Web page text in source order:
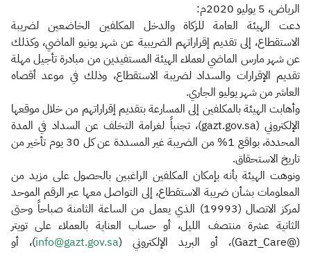
الرياض، 5 يوليو 2020م:
دعت الهيئة العامة للزكاة والدخل المكلفين الخاضعين لضريبة
الاستقطاع، إلى تقديم إقراراتهم الضريبية عن شهر يونيو الماضي، وكذلك
عن شهر مارس الماضي لعملاء الهيئة المستفيدين من مبادرة تأجيل مهلة
تقديم الإقرارات والسداد لضريبة الاستقطاع، وذلك في موعد أقصاه
العاشر من شهر يوليو الجاري.
وأهابت الهيئة بالمكلفين إلى المسارعة بتقديم إقراراتهم من خلال موقعها
الإلكتروني (gazt.gov.sa)، تجنباً لغرامة التخلف عن السداد في المدة
المحددة، بواقع 1% من الضريبة غير المسددة عن كل 30 يوم تأخير من
تاريخ الاستحقاق.
ونوهت الهيئة بأنه بإمكان المكلفين الراغبين بالحصول على مزيد من
المعلومات بشأن ضريبة الاستقطاع، إلى التواصل معها عبر الرقم الموحد
لمركز الاتصال (19993) الذي يعمل من الساعة الثامنة صباحاً وحتى
الثانية عشرة منتصف الليل، أو حساب العناية بالعملاء على تويتر
(@Gazt_Care)، أو البريد الإلكتروني (
info@gazt.gov.sa​)، أو